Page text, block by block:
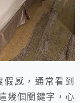
感，通常看到
幾個關鍵字，心